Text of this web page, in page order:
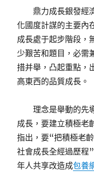
鼎力成長銀發經
化國度計謀的主要內
成長處于起步階段，
少艱苦和題目，必需
措并舉，凸起重點，
高東西的品質成長。
理念是舉動的先
成長，要建立積極老
指出，要“把積極老
社會成長全經過歷程
年人共享改造成包養